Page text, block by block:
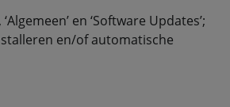
en ‘Software Updates’;
en/of automatische